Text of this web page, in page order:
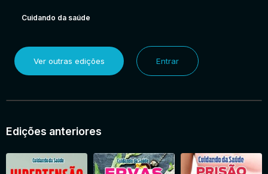
Cuidando da saúde
Ver outras edições Entrar
Edições anteriores